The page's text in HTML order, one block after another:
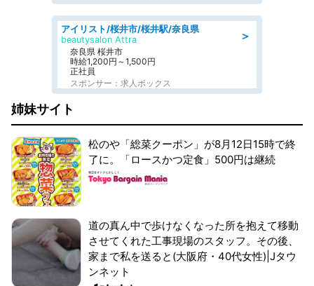
＞
アイリスト/桜井市/桜井駅/奈良県
beautysalon Attra
奈良県 桜井市
時給1,200円～1,500円
正社員
スポンサー：求人ボックス
姉妹サイト
松のや「総菜クーポン」が8月12日15時で終
了に。「ロースかつ定食」500円は継続
道の真ん中で歩けなくなった所を抱えて移動
させてくれた工事現場のスタッフ。その後、
家まで私を送ると(大阪府・40代女性)|Jタウ
ンネット